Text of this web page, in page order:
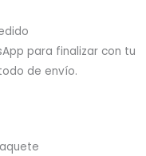
para finalizar con tu
de envío.